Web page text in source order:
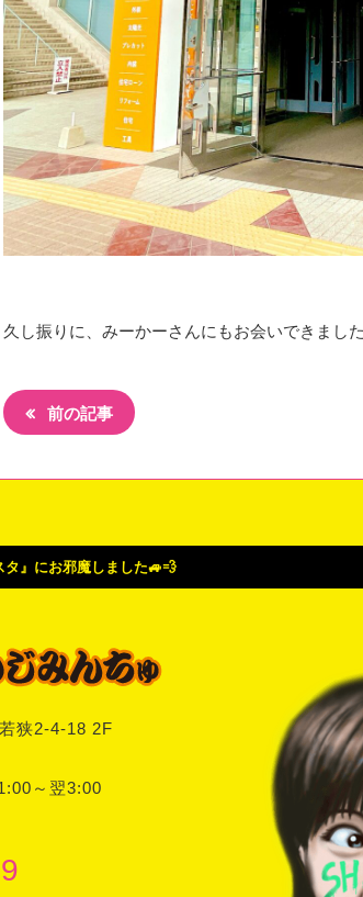
久し振りに、みーかーさんにもお会いできまし
前の記事
タ』にお邪魔しました🚙💨
若狭2-4-18 2F
～翌3:00